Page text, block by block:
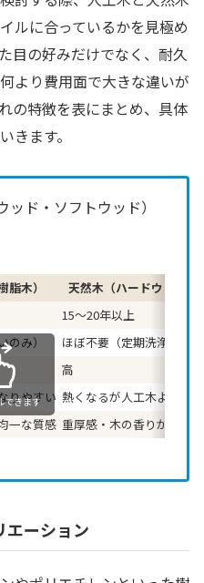
ルに合っているかを見極め
目の好みだけでなく、耐久
より費用面で大きな違いが
の特徴を表にまとめ、具体
きます。
ド・ソフトウッド）
脂木）
天然木（ハードウッド）
15〜20年以上
のみ）
ほぼ不要（定期洗浄）
高
りやすい 熱くなるが人工木よりマシ
一な質感 重厚感・木の香りがある
できます
エーション